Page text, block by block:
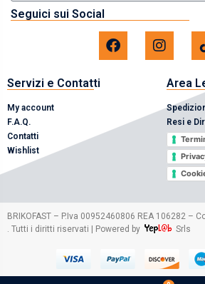
Seguici sui Social
Servizi e Contatti
My account
F.A.Q.
Contatti
Wishlist
Area
Resi e
BRIKOFAST – P.Iva 00952460806 REA 106282 –
. Tutti i diritti riservati | Powered by
Srls